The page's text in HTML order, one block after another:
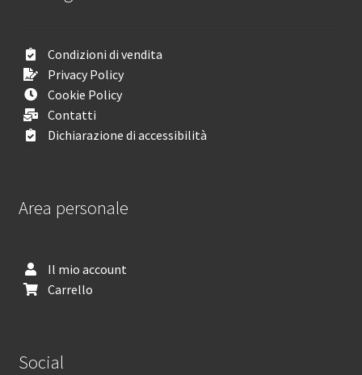
Condizioni di vendita
Privacy Policy
Cookie Policy
Contatti
Dichiarazione di accessibilità
Area personale
Il mio account
Carrello
Social